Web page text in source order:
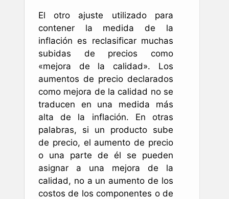
El otro ajuste utilizado para
contener la medida de la
inflación es reclasificar muchas
subidas de precios como
«mejora de la calidad». Los
aumentos de precio declarados
como mejora de la calidad no se
traducen en una medida más
alta de la inflación. En otras
palabras, si un producto sube
de precio, el aumento de precio
o una parte de él se pueden
asignar a una mejora de la
calidad, no a un aumento de los
costos de los componentes o de